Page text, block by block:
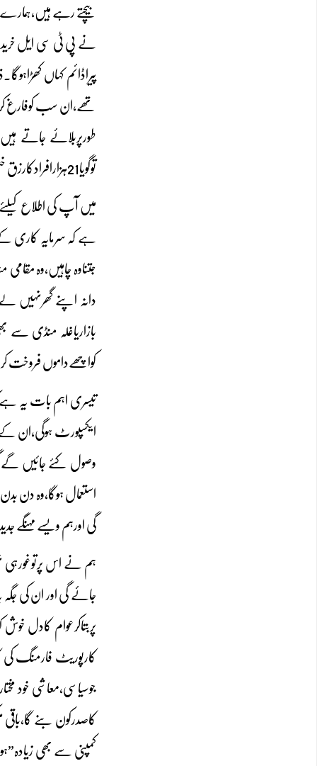
نے پی ٹی سی ایل
طورپربلائے جاتے
توگویا21ہزارافرادکارزق ختم کرکے18سوافراد پرتقسیم کردیاگیاہے۔
میں آپ کی اطلاع
ہے کہ سرمایہ کاری
جتناوہ چاہیں،وہ
دانہ اپنے گھرنہیں
بازاریاغلہ منڈی
کواچھےداموں فروخت
تیسری اہم بات یہ ہے
ایکسپورٹ ہوگی،ان
وصول کئے جائیں گے
استعمال ہوگا،وہ دن
گی اورہم ویسے مہنگے
ہم نے اس پرتوغورہی
جائے گی اور ان کی جگہ
پربتاکرعوام کادل
کارپوریٹ فارمنگ
جوسیاسی،معاشی خود
کاصدرکون بنے
کمپنی سے بھی